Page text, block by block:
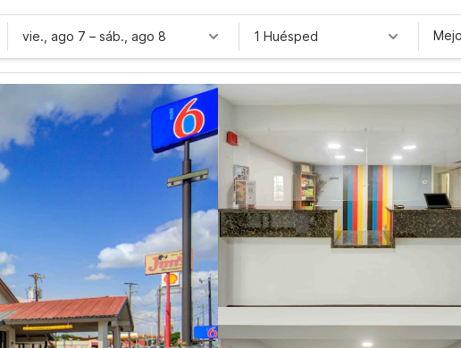
vie., ago 7 – sáb., ago 8 1 Huésped